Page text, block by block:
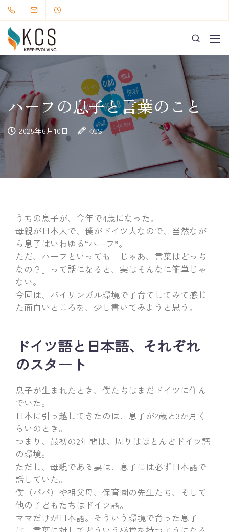
ハーフの息子と言葉のこと
2025年6月10日 KCS
うちの息子が、今年で4歳になった。
母親が日本人で、僕がドイツ人なので、当然なが
ら息子はいわゆる“ハーフ”。
ただ、ハーフといっても「じゃあ、言葉はどっち
なの？」って話になると、実はそんなに簡単じゃ
ない。
今回は、バイリンガル環境で子育てしてみて感じ
た面白いところを、少し書いてみようと思う。
ドイツ語と日本語、それぞれ
のスタート
息子が生まれたとき、僕たちはまだドイツに住ん
でいた。
日本に引っ越してきたのは、息子が2歳と3か月く
らいのとき。
つまり、最初の2年間は、周りはほとんどドイツ語
の環境。
ただし、母親である妻は、息子には必ず日本語で
話していた。
僕（パパ）や祖父母、保育園の先生たち、そして
他の子どもたちはドイツ語。
ママだけが日本語。そういう環境で育った息子